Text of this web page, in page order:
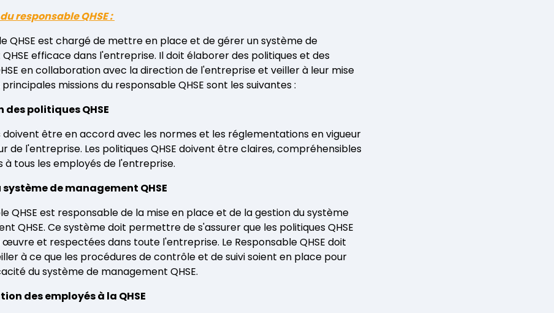
responsable QHSE :
QHSE est chargé de mettre en place et de gérer un système de
efficace dans l'entreprise. Il doit élaborer des politiques et des
en collaboration avec la direction de l'entreprise et veiller à leur mise
missions du responsable QHSE sont les suivantes :
des politiques QHSE
doivent être en accord avec les normes et les réglementations en vigueur
de l'entreprise. Les politiques QHSE doivent être claires, compréhensibles
à tous les employés de l'entreprise.
système de management QHSE
QHSE est responsable de la mise en place et de la gestion du système
QHSE. Ce système doit permettre de s'assurer que les politiques QHSE
et respectées dans toute l'entreprise. Le Responsable QHSE doit
à ce que les procédures de contrôle et de suivi soient en place pour
du système de management QHSE.
des employés à la QHSE